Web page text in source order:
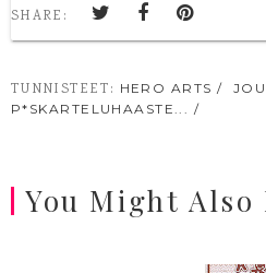
SHARE:
TUNNISTEET: HERO ARTS
P*SKARTELUHAASTE...
You Might Also